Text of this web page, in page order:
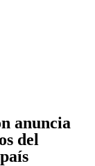
anuncia
del